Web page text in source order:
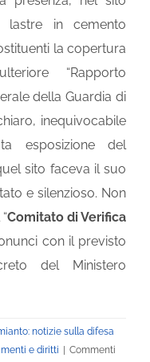
lastre in cemento
la copertura
“Rapporto
della Guardia di
inequivocabile
esposizione del
sito faceva il suo
e silenzioso. Non
Comitato di Verifica
con il previsto
del Ministero
notizie sulla difesa
e diritti
Commenti